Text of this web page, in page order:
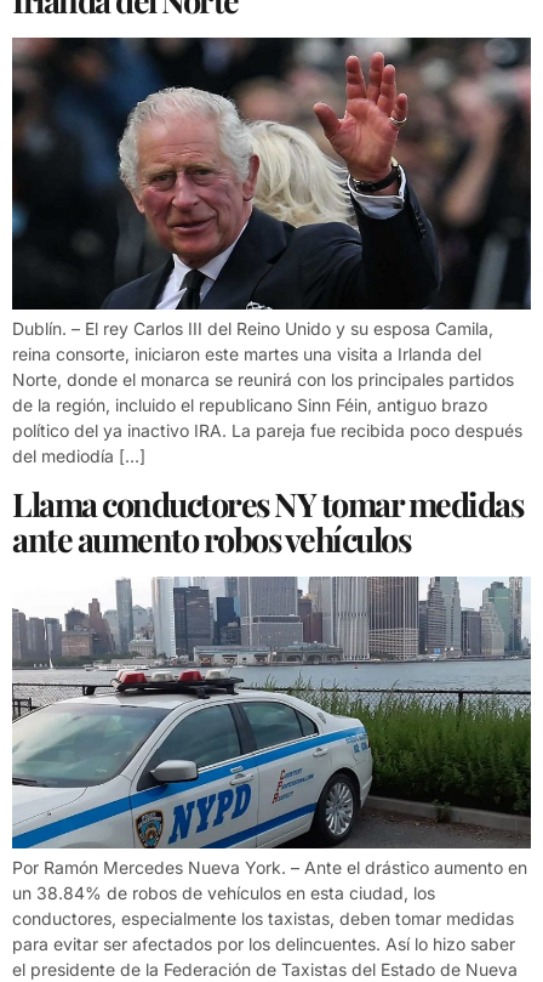
Dublín. – El rey Carlos III del Reino Unido y su esposa Camila,
reina consorte, iniciaron este martes una visita a Irlanda del
Norte, donde el monarca se reunirá con los principales partidos
de la región, incluido el republicano Sinn Féin, antiguo brazo
político del ya inactivo IRA. La pareja fue recibida poco después
del mediodía […]
Llama conductores NY tomar medidas
ante aumento robos vehículos
Por Ramón Mercedes Nueva York. – Ante el drástico aumento en
un 38.84% de robos de vehículos en esta ciudad, los
conductores, especialmente los taxistas, deben tomar medidas
para evitar ser afectados por los delincuentes. Así lo hizo saber
el presidente de la Federación de Taxistas del Estado de Nueva